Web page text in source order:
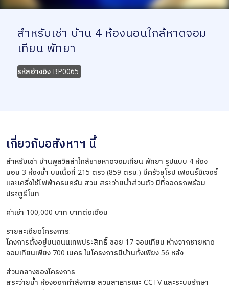
สำหรับเช่า บ้าน 4 ห้องนอนใกล้หาดจอม
เทียน พัทยา
รหัสอ้างอิง BP0065
เกี่ยวกับอสังหาฯ นี้
สำหรับเช่า บ้านพูลวิลล่าใกล้ชายหาดจอมเทียน พัทยา รูปแบบ 4 ห้อง
นอน 3 ห้องน้ำ บนเนื้อที่ 215 ตรว (859 ตรม.) มีครัวยุโรป เฟอนร์นิเจอร์
และเครื่งใช้ไฟฟ้าครบครัน สวน สระว่ายน้ำส่วนตัว มีที่จอดรถพร้อม
ประตูรีโมท
ค่าเช่า 100,000 บาท บาทต่อเดือน
รายละเอียดโครงการ:
โคงการตั้งอยู่บนถนนเทพประสิทธิ์ ซอย 17 จอมเทียน ห่างจากชายหาด
จอมเทียนเพียง 700 เมคร ในโครงการมีบ้านทั้งเพียง 56 หล้ง
ส่วนกลางของโครงการ
สระว่ายน้ำ ห้องออกกำลังกาย สวนสาธารณะ CCTV และระบบรักษา